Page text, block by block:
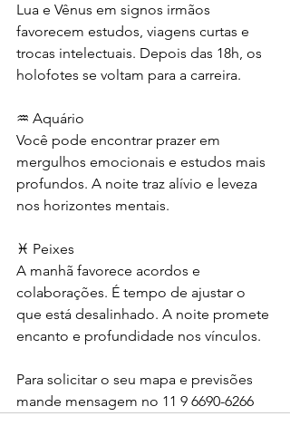
Lua e Vênus em signos irmãos
favorecem estudos, viagens curtas e
trocas intelectuais. Depois das 18h, os
holofotes se voltam para a carreira.
♒ Aquário
Você pode encontrar prazer em
mergulhos emocionais e estudos mais
profundos. A noite traz alívio e leveza
nos horizontes mentais.
♓ Peixes
A manhã favorece acordos e
colaborações. É tempo de ajustar o
que está desalinhado. A noite promete
encanto e profundidade nos vínculos.
Para solicitar o seu mapa e previsões
mande mensagem no 11 9 6690-6266